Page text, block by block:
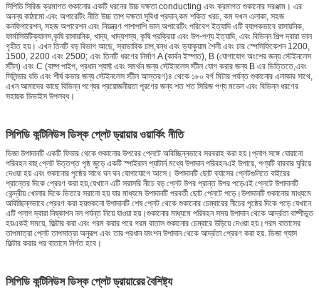
সিপিডি সিরিজ ক্রমাগত শুকানোর একটি ধরনের উচ্চ দক্ষতা conducting এবং ক্রমাগত শুকানোর সরঞ্জাম। এর
অনন্য কাঠামো এবং অপারেটিং নীতি উচ্চ তাপ দক্ষতা সুবিধা প্রদান,কম শক্তি খরচ, কম দখল এলাকা, সহজ
কনফিগারেশন, সহজ অপারেশন এবং নিয়ন্ত্রণ পাশাপাশি ভাল অপারেটিং পরিবেশ ইত্যাদি এটি ব্যাপকভাবে রাসায়নিক,
ফার্মাসিউটিক্যালস,কৃষি রাসায়নিক, খাদ্য, খাদ্যশস্য, কৃষি প্রক্রিয়া এবং উপ-পণ্য ইত্যাদি, এবং বিভিন্ন শিল্প দ্বারা ভাল
গৃহীত হয়। এখন তিনটি বড় বিভাগ আছে, স্বাভাবিক চাপ,বন্ধ এবং ভ্যাকুয়াম শৈলী এবং চার স্পেসিফিকেশন 1200,
1500, 2200 এবং 2500; এবং তিনটি ধরণের নির্মাণ A (কার্বন ইস্পাত), B (যোগাযোগ অংশের জন্য স্টেইনলেস
স্টীল) এবং C (বাষ্প পাইপ, প্রধান শ্যাফ্ট এবং সমর্থন জন্য স্টেইনলেস স্টীল যোগ করার জন্য B এর ভিত্তিতে,এবং
সিলিন্ডার বডি এবং শীর্ষ কভার জন্য স্টেইনলেস স্টীল আস্তরণ)৪ থেকে ১৮০ বর্গ মিটার পর্যন্ত শুকানোর এলাকার সাথে,
এখন আমাদের কাছে বিভিন্ন পণ্যের প্রয়োজনীয়তা পূরণের জন্য শত শত সিরিজ পণ্য মডেল এবং বিভিন্ন ধরণের
সহায়ক ডিভাইস উপলব্ধ।
সিপিডি কন্টিনিউস ডিস্ক প্লেট ড্রায়ার ওয়ার্কিং নীতি
ভিজা উপাদানটি একটি ফিডার থেকে শুকানোর উপরের প্লেটে অবিচ্ছিন্নভাবে সরবরাহ করা হয়।প্লাগ সঙ্গে ঘোরানো
পরিবহন বাহু প্লেট উত্তপ্ত পৃষ্ঠ জুড়ে একটি স্পাইরাল প্যাটার্ন মধ্যে উপাদান পরিবহনএই উপায়ে, পণ্যটি বারবার ঘুরিয়ে
দেওয়া হয় এবং শুকানোর পৃষ্ঠের সাথে ঘন ঘন যোগাযোগে আসে। উপাদানটি ছোট ব্যাসের প্লেটগুলিতে বাইরের
প্রান্তের দিকে প্রেরণ করা হয়,যেখানে এটি সরাসরি নীচে বড় প্লেট উপর প্রান্ত উপর পড়েএই প্লেটে উপাদানটি
কেন্দ্রীয় খোলার দিকে ভিতরে সরানো হয় যার মাধ্যমে উপাদানটি পরবর্তী ছোট প্লেটে পড়ে।উপাদানটি শুকানোর মাধ্যমে
অবিচ্ছিন্নভাবে প্রেরণ করা হয়শুকনো উপাদানটি শেষ প্লেট থেকে শুকানোর চেম্বারের নীচের পৃষ্ঠের দিকে পড়ে যেখানে
এটি প্লাগ দ্বারা নিষ্কাশন নল পর্যন্ত নিয়ে যাওয়া হয়।শুকানোর মাধ্যমে পরিবহন সময় উপাদান থেকে আর্দ্রতা বাষ্পীভূত
হয়একই সময়ে, ফিল্টার করা এবং গরম করার পরে গরম বাতাস শুকানোর চেম্বারে উড়িয়ে দেওয়া হয়।গরম বাতাসের
তাপমাত্রা প্লেট তাপমাত্রা অনুরূপ এবং তার প্রধান ফাংশন উপাদান থেকে আর্দ্রতা প্রেরণ করা হয়. ভিজা গ্যাস
ফিল্টার করার পর বাতাসে নির্গত হবে।
সিপিডি কন্টিনিউস ডিস্ক প্লেট ড্রায়ারের বৈশিষ্ট্য